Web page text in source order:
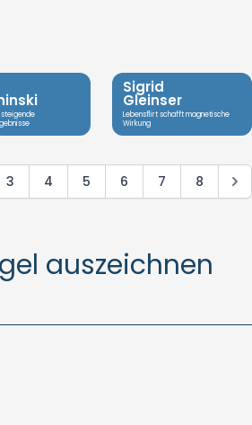
Sigrid
Gleinser
Lebensflirt schafft magnetische
Wirkung
3 4 5 6 7 8
auszeichnen